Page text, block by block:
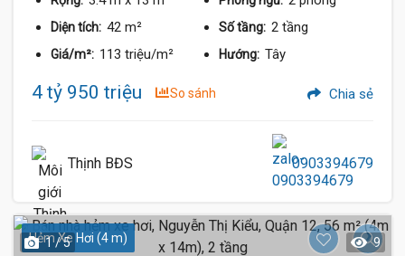
Diện tích: 42 m² Số tầng: 2 tầng
Giá/m²: 113 triệu/m² Hướng: Tây
4 tỷ 950 triệu So sánh Chia sẻ
Thịnh BĐS 0903394679
Hẻm Xe Hơi (4 m)
1 / 5 9